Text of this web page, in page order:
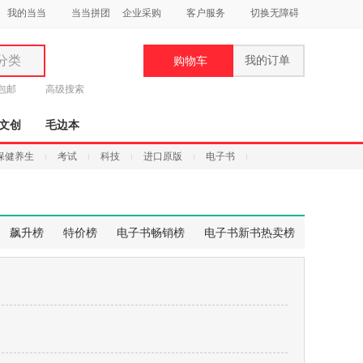
我的当当 当当拼团 企业采购 客户服务 切换无障碍
类
邮 高级搜索
购物车 我的订单
创 毛边本
健养生 考试 科技 进口原版 电子书
飙升榜 特价榜 电子书畅销榜 电子书新书热卖榜